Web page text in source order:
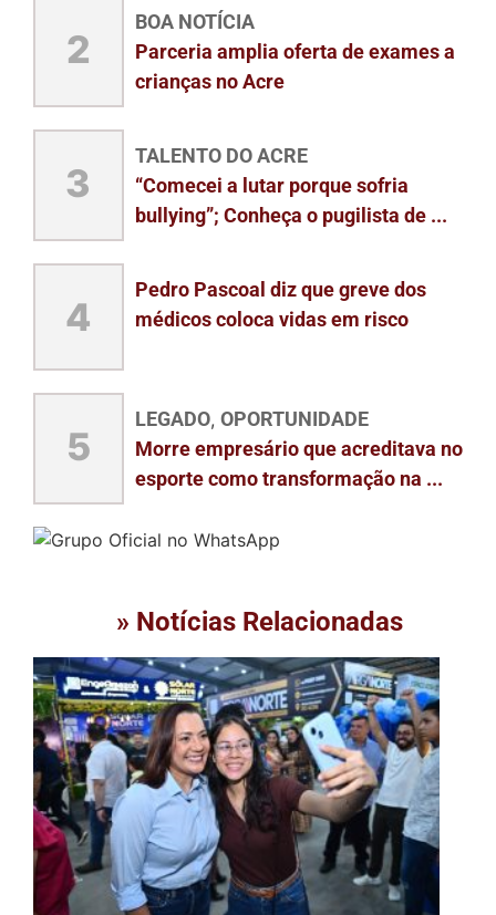
2
BOA NOTÍCIA
Parceria amplia oferta de exames a
crianças no Acre
3
TALENTO DO ACRE
“Comecei a lutar porque sofria
bullying”; Conheça o pugilista de ...
4
Pedro Pascoal diz que greve dos
médicos coloca vidas em risco
5
LEGADO, OPORTUNIDADE
Morre empresário que acreditava no
esporte como transformação na ...
» Notícias Relacionadas